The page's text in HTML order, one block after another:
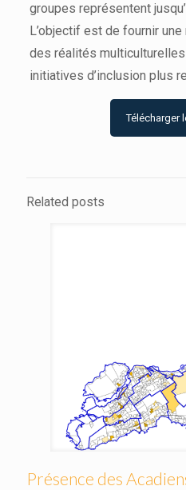
groupes représentent
L’objectif est de fournir
des réalités
initiatives d’inclusion plus
Télécharger
Related posts
Présence des